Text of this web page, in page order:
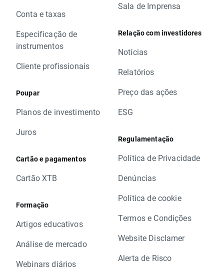
Conta e taxas
Especificação de
instrumentos
Cliente profissionais
Poupar
Planos de investimento
Juros
Cartão e pagamentos
Cartão XTB
Formação
Artigos educativos
Análise de mercado
Webinars diários
Sala de Imprensa
Relação com investidores
Notícias
Relatórios
Preço das ações
ESG
Regulamentação
Política de Privacidade
Denúncias
Política de cookie
Termos e Condições
Website Disclamer
Alerta de Risco